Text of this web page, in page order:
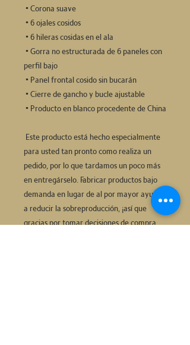
• Corona suave
• 6 ojales cosidos
• 6 hileras cosidas en el ala
perfil bajo
• Panel frontal cosido sin bucarán
• Cierre de gancho y bucle ajustable
• Producto en blanco procedente de China
para usted tan pronto como realiza un
pedido, por lo que tardamos un poco más
en entregárselo. Fabricar productos bajo
demanda en lugar de al por mayor ayuda
a reducir la sobreproducción, ¡así que
gracias por tomar decisiones de compra